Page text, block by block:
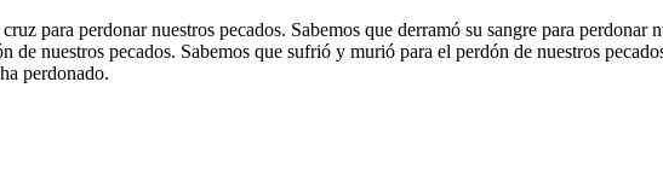
para perdonar nuestros pecados. Sabemos que derramó su sangre para
de nuestros pecados. Sabemos que sufrió y murió para el perdón de nuestros
perdonado.